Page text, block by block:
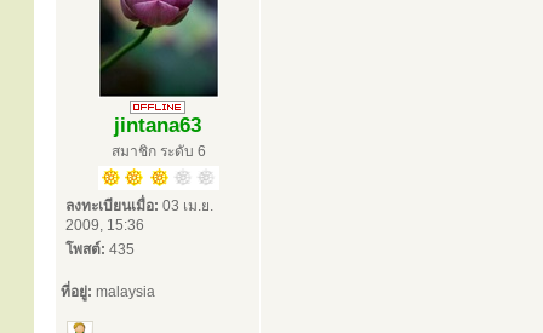
jintana63
สมาชิก ระดับ 6
ลงทะเบียนเมื่อ: 03 เม.ย.
2009, 15:36
โพสต์: 435
ที่อยู่: malaysia